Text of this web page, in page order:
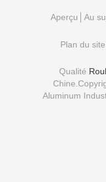
Aperçu Au
Plan du site
Qualité
Aluminum